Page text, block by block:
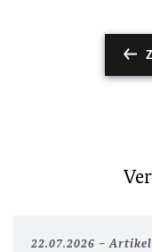
22.07.2026 Artikel